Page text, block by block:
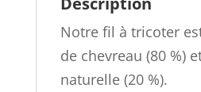
Notre fil à tricoter
de chevreau (80 %)
naturelle (20 %).